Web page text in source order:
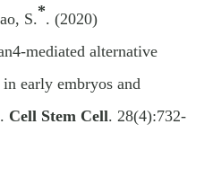
, S.*. (2020)
mediated alternative
early embryos and
Cell Stem Cell. 28(4):732-